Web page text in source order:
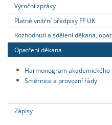
Výroční zprávy
Platné vnitřní předpisy FF UK
Rozhodnutí a sdělení děkana,
Opatření děkana
Harmonogram akademického
Směrnice a provozní řády
Zápisy